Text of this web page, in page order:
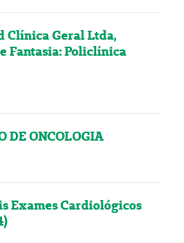
Clínica Geral Ltda,
Fantasia: Policlínica
DE ONCOLOGIA
Exames Cardiológicos